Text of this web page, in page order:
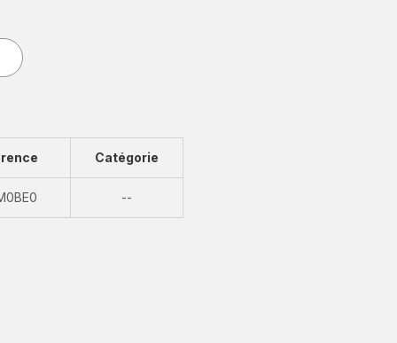
Catégorie
--